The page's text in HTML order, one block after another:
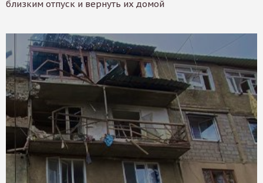
близким отпуск и вернуть их домой